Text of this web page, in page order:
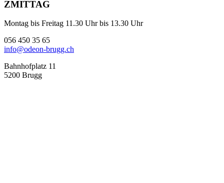
ZMITTAG
Montag bis Freitag 11.30 Uhr bis 13.30 Uhr
056 450 35 65
info@odeon-brugg.ch
Bahnhofplatz 11
5200 Brugg